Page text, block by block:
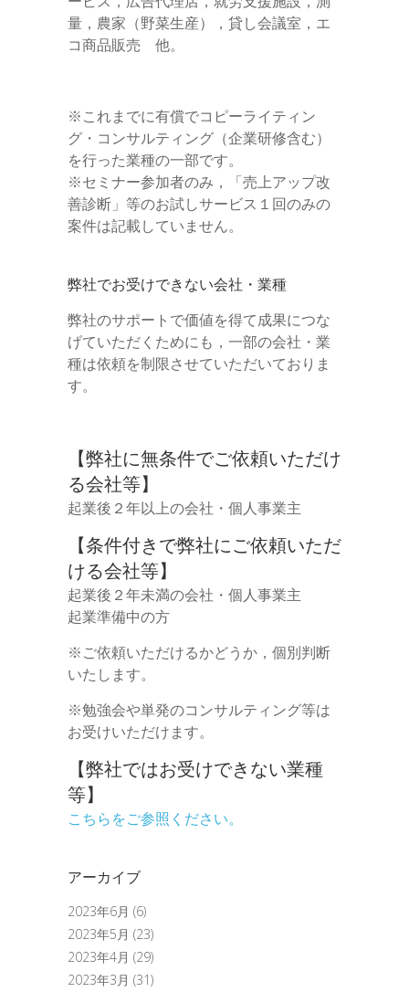
量，農家（野菜生産），貸し会議室，エ
コ商品販売 他。
※これまでに有償でコピーライティン
グ・コンサルティング（企業研修含む）
を行った業種の一部です。
※セミナー参加者のみ，「売上アップ改
善診断」等のお試しサービス１回のみの
案件は記載していません。
弊社でお受けできない会社・業種
弊社のサポートで価値を得て成果につな
げていただくためにも，一部の会社・業
種は依頼を制限させていただいておりま
す。
【弊社に無条件でご依頼いただけ
る会社等】
起業後２年以上の会社・個人事業主
【条件付きで弊社にご依頼いただ
ける会社等】
起業後２年未満の会社・個人事業主
起業準備中の方
※ご依頼いただけるかどうか，個別判断
いたします。
※勉強会や単発のコンサルティング等は
お受けいただけます。
【弊社ではお受けできない業種
等】
こちらをご参照ください。
アーカイブ
2023年6月 (6)
2023年5月 (23)
2023年4月 (29)
2023年3月 (31)